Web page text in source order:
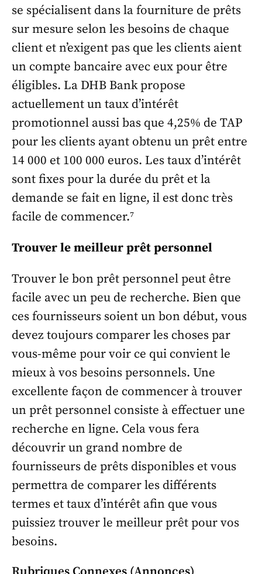
se spécialisent dans la fourniture de prêts
sur mesure selon les besoins de chaque
client et n’exigent pas que les clients aient
un compte bancaire avec eux pour être
éligibles. La DHB Bank propose
actuellement un taux d’intérêt
promotionnel aussi bas que 4,25% de TAP
pour les clients ayant obtenu un prêt entre
14 000 et 100 000 euros. Les taux d’intérêt
sont fixes pour la durée du prêt et la
demande se fait en ligne, il est donc très
facile de commencer.⁷
Trouver le meilleur prêt personnel
Trouver le bon prêt personnel peut être
facile avec un peu de recherche. Bien que
ces fournisseurs soient un bon début, vous
devez toujours comparer les choses par
vous-même pour voir ce qui convient le
mieux à vos besoins personnels. Une
excellente façon de commencer à trouver
un prêt personnel consiste à effectuer une
recherche en ligne. Cela vous fera
découvrir un grand nombre de
fournisseurs de prêts disponibles et vous
permettra de comparer les différents
termes et taux d’intérêt afin que vous
puissiez trouver le meilleur prêt pour vos
besoins.